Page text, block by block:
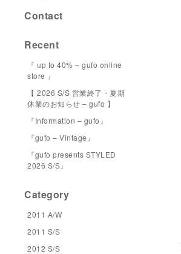
Contact
Recent
『 up to 40% – gufo online
store 』
【 2026 S/S 営業終了・夏期
休業のお知らせ – gufo 】
『Information – gufo』
『gufo – Vintage』
『gufo presents STYLED
2026 S/S』
Category
2011 A/W
2011 S/S
2012 S/S